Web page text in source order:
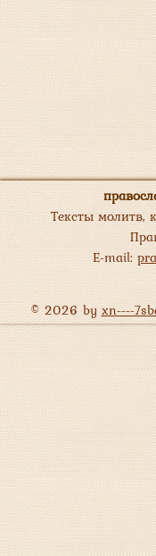
Тексты молитв,
E-mail:
© 2026 by xn----